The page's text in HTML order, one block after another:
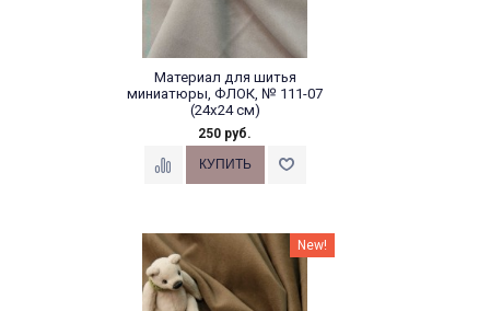
Материал для шитья
миниатюры, ФЛОК, № 111-07
(24х24 см)
250 руб.
New!